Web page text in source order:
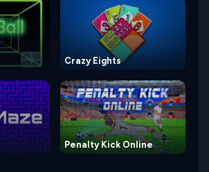
Crazy Eights
Penalty Kick Online